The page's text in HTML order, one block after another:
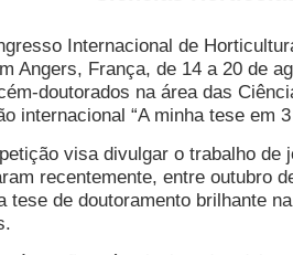
Internacional de
Angers, França, de 14 a 20 de
doutorados na área das
internacional “A minha tese em
visa divulgar o trabalho de
recentemente, entre outubro
tese de doutoramento brilhante